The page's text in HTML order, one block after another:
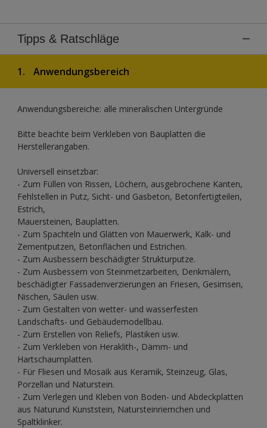
Tipps & Ratschläge
1. Anwendungsbereich
Anwendungsbereiche: alle mineralischen Untergründe
Bitte beachte beim Verkleben von Bauplatten die
Herstellerangaben.
Universell einsetzbar:
- Zum Füllen von Rissen, Löchern, ausgebrochene Kanten,
Fehlstellen in Putz, Sicht- und Gasbeton, Betonfertigteilen,
Estrich,
Mauersteinen, Bauplatten.
- Zum Spachteln und Glätten von Mauerwerk, Kalk- und
Zementputzen, Betonflächen und Estrichen.
- Zum Ausbessern beschädigter Strukturputze.
- Zum Ausbessern von Steinmetzarbeiten, Denkmälern,
beschädigter Fassadenverzierungen an Friesen, Gesimsen,
Nischen, Säulen usw.
- Zum Gestalten von wetter- und wasserfesten
Landschafts- und Gebäudemodellbau.
- Zum Erstellen von Reliefs, Plastiken usw.
- Zum Verkleben von Heraklith-, Dämm- und
Hartschaumplatten.
- Für Fliesen und Mosaik aus Keramik, Steinzeug, Glas,
Porzellan und Naturstein.
- Zum Verlegen und Kleben von Boden- und Abdeckplatten
aus Naturund Kunststein, Natursteinriemchen und
Spaltklinker.